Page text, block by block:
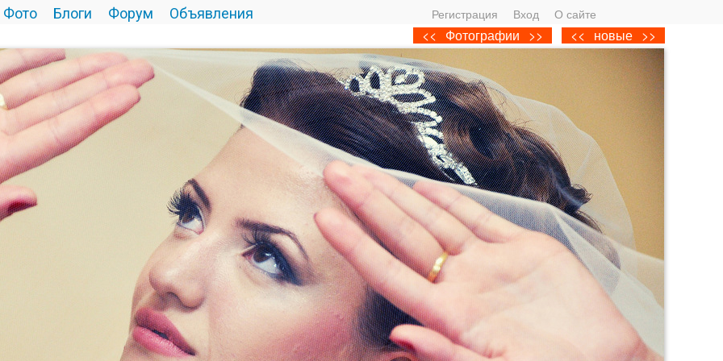
Фото Блоги Форум Объявления Регистрация Вход О сайте
<< новые >>
<< Фотографии >>